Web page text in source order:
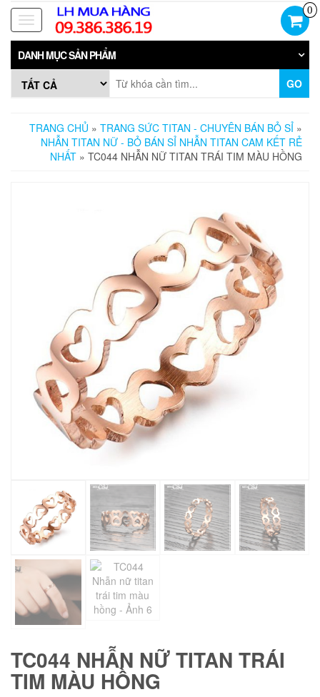
Skip
the
content
Toggle
navigation
0
DANH MỤC SẢN PHẨM
GO
TRANG CHỦ » TRANG SỨC TITAN - CHUYÊN BÁN BỎ SỈ »
NHẪN TITAN NỮ - BỎ BÁN SỈ NHẪN TITAN CAM KẾT RẺ
NHẤT » TC044 NHẪN NỮ TITAN TRÁI TIM MÀU HỒNG
TC044 NHẪN NỮ TITAN TRÁI
TIM MÀU HỒNG